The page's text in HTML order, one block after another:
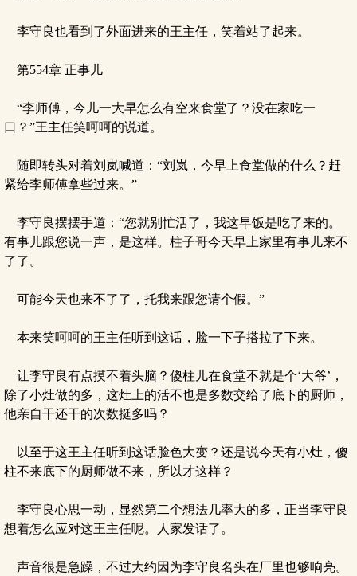
李守良也看到了外面进来的王主任，笑着站了起来。
第554章 正事儿
“李师傅，今儿一大早怎么有空来食堂了？没在家吃一
口？”王主任笑呵呵的说道。
随即转头对着刘岚喊道：“刘岚，今早上食堂做的什么？赶
紧给李师傅拿些过来。”
李守良摆摆手道：“您就别忙活了，我这早饭是吃了来的。
有事儿跟您说一声，是这样。柱子哥今天早上家里有事儿来不
了了。
可能今天也来不了了，托我来跟您请个假。”
本来笑呵呵的王主任听到这话，脸一下子搭拉了下来。
让李守良有点摸不着头脑？傻柱儿在食堂不就是个‘大爷’，
除了小灶做的多，这灶上的活不也是多数交给了底下的厨师，
他亲自干还干的次数挺多吗？
以至于这王主任听到这话脸色大变？还是说今天有小灶，傻
柱不来底下的厨师做不来，所以才这样？
李守良心思一动，显然第二个想法几率大的多，正当李守良
想着怎么应对这王主任呢。人家发话了。
声音很是急躁，不过大约因为李守良名头在厂里也够响亮。